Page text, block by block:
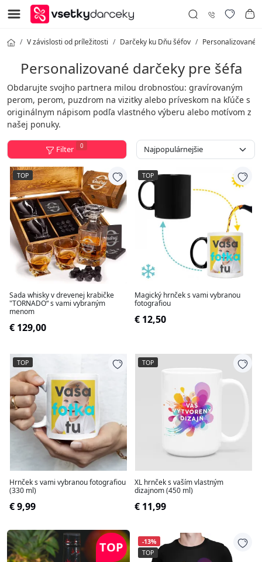
V závislosti od príležitosti Darčeky ku Dňu šéfov Personalizované
Personalizované darčeky pre šéfa
Obdarujte svojho partnera milou drobnosťou: gravírovaným
perom, perom, puzdrom na vizitky alebo príveskom na kľúče s
originálnym nápisom podľa vlastného výberu alebo motívom z
našej ponuky.
Filter 0
TOP
Sada whisky v drevenej krabičke
"TORNADO“ s vami vybraným
menom
€ 129,00
TOP
Magický hrnček s vami vybranou
fotografiou
€ 12,50
TOP
Hrnček s vami vybranou fotografiou
(330 ml)
€ 9,99
TOP
XL hrnček s vaším vlastným
dizajnom (450 ml)
€ 11,99
TOP
-13%
TOP